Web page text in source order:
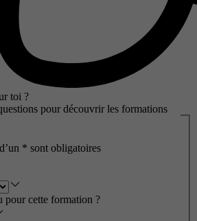
toi ?
pour découvrir les formations
* sont obligatoires
pour cette formation ?